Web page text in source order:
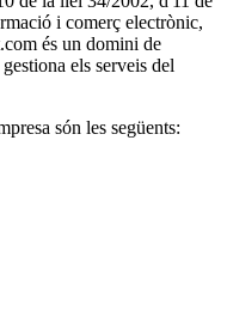
i comerç electrònic,
és un domini de
els serveis del
són les següents: